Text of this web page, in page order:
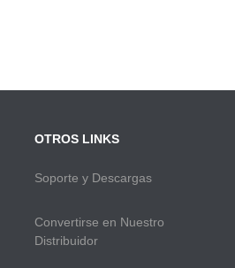
OTROS LINKS
Soporte y Descargas
Convertirse en Nuestro
Distribuidor